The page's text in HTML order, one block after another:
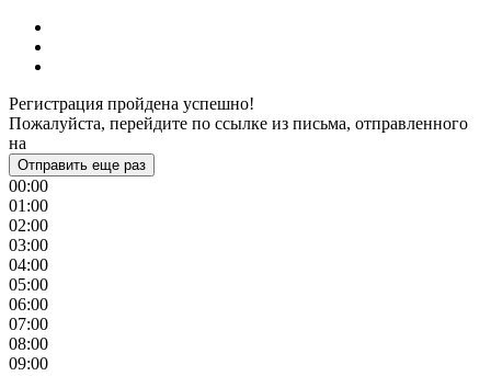
Регистрация пройдена успешно!
Пожалуйста, перейдите по ссылке из письма, отправленного
на
Отправить еще раз
00:00
01:00
02:00
03:00
04:00
05:00
06:00
07:00
08:00
09:00